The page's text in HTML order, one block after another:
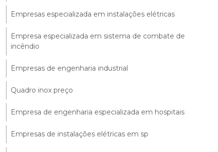
Empresas especializada em instalações elétricas
Empresa especializada em sistema de combate de
incêndio
Empresas de engenharia industrial
Quadro inox preço
Empresa de engenharia especializada em hospitais
Empresas de instalações elétricas em sp